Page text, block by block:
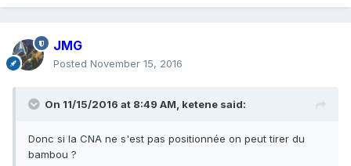
JMG
Posted November 15, 2016
On 11/15/2016 at 8:49 AM, ketene said:
Donc si la CNA ne s'est pas positionnée on peut tirer du
bambou ?